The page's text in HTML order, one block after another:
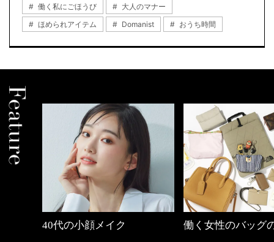
働く私にごほうび
大人のマナー
ほめられアイテム
Domanist おうち時間
働く女性のバッグの中身
心地よくいられる